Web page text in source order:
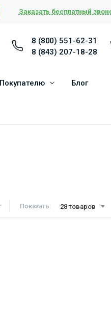
Заказать бесплатный
8 (800) 551-62-31
8 (843) 207-18-28
Покупателю Блог
Показать: 28 товаров